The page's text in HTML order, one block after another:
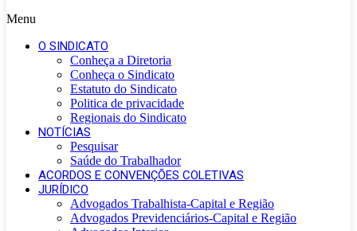
Menu
O SINDICATO
Conheça a Diretoria
Conheça o Sindicato
Estatuto do Sindicato
Politica de privacidade
Regionais do Sindicato
NOTÍCIAS
Pesquisar
Saúde do Trabalhador
ACORDOS E CONVENÇÕES COLETIVAS
JURÍDICO
Advogados Trabalhista-Capital e Região
Advogados Previdenciários-Capital e Região